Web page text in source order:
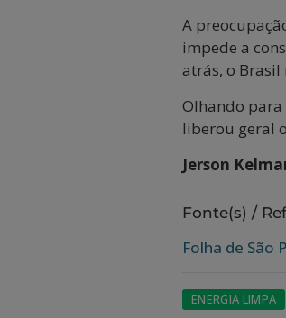
A
impede a
atrás, o Brasil
Olhando para
liberou geral
Jerson
Fonte(s) /
Folha de São
ENERGIA LIMPA